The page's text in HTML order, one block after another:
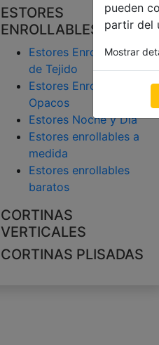
pueden
partir del
Mostrar
ESTORES
ENROLLABLES
Estores Enrollables
de Tejido
Estores Enrollables
Opacos
Estores Noche y Día
Estores enrollables a
medida
Estores enrollables
baratos
CORTINAS
VERTICALES
CORTINAS PLISADAS